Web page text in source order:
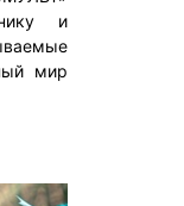
и
мир